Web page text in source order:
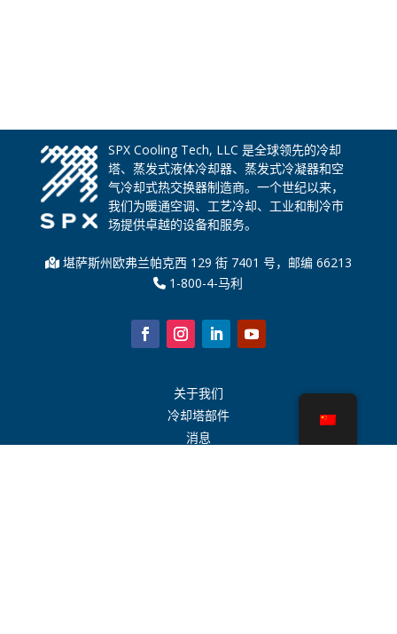
SPX Cooling Tech, LLC 是全球领先的冷却
塔、蒸发式液体冷却器、蒸发式冷凝器和空
气冷却式热交换器制造商。一个世纪以来，
我们为暖通空调、工艺冷却、工业和制冷市
场提供卓越的设备和服务。
堪萨斯州欧弗兰帕克西 129 街 7401 号，邮编 66213
1-800-4-马利
关于我们
冷却塔部件
消息